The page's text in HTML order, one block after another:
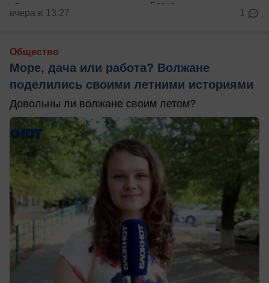
вчера в 13:27 1
Общество
Море, дача или работа? Волжане
поделились своими летними историями
Довольны ли волжане своим летом?